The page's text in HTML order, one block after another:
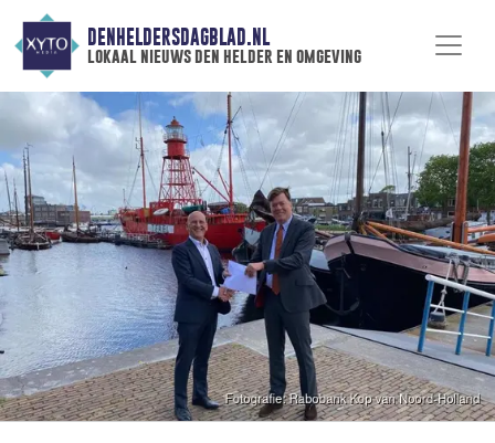
DENHELDERSDAGBLAD.NL
lokaal nieuws den helder en omgeving